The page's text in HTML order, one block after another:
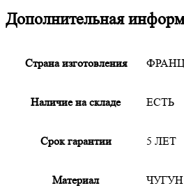
Дополнительная
Страна изготовления
Наличие на складе ЕСТЬ
Срок гарантии 5 ЛЕТ
Материал ЧУГУН